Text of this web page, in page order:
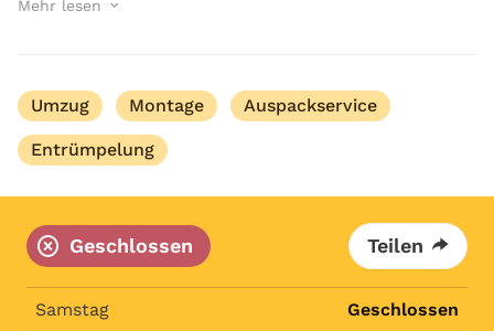
zählt. Dabei muss es gar nicht so sein. Denn mit der
Mehr lesen
Umzug Montage Auspackservice
Entrümpelung
Geschlossen Teilen
Samstag Geschlossen